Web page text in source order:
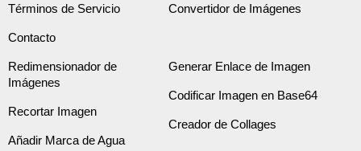
Términos de Servicio
Contacto
Convertidor de Imágenes
Redimensionador de
Imágenes
Recortar Imagen
Añadir Marca de Agua
Generar Enlace de Imagen
Codificar Imagen en Base64
Creador de Collages